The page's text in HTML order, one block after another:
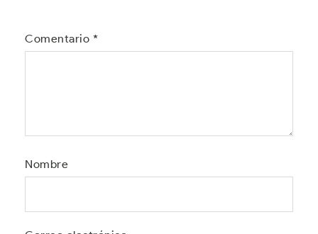
Comentario *
Nombre